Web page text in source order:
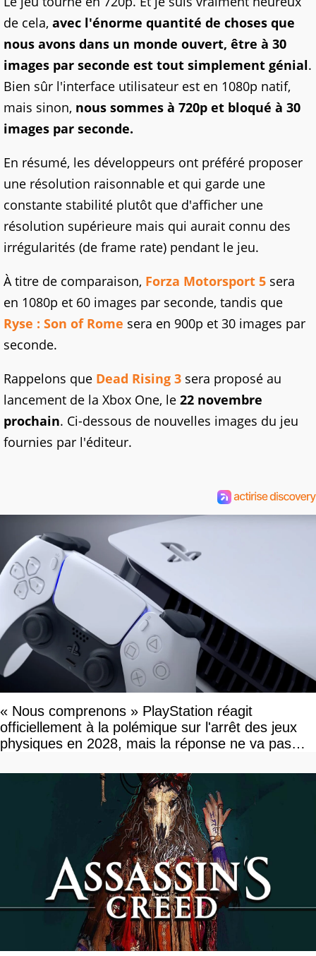
de cela, avec l'énorme quantité de choses que
nous avons dans un monde ouvert, être à 30
images par seconde est tout simplement génial.
Bien sûr l'interface utilisateur est en 1080p natif,
mais sinon, nous sommes à 720p et bloqué à 30
images par seconde.
En résumé, les développeurs ont préféré proposer
une résolution raisonnable et qui garde une
constante stabilité plutôt que d'afficher une
résolution supérieure mais qui aurait connu des
irrégularités (de frame rate) pendant le jeu.
À titre de comparaison, Forza Motorsport 5 sera
en 1080p et 60 images par seconde, tandis que
Ryse : Son of Rome sera en 900p et 30 images par
seconde.
Rappelons que Dead Rising 3 sera proposé au
lancement de la Xbox One, le 22 novembre
prochain. Ci-dessous de nouvelles images du jeu
fournies par l'éditeur.
« Nous comprenons » PlayStation réagit
officiellement à la polémique sur l'arrêt des jeux
physiques en 2028, mais la réponse ne va pas